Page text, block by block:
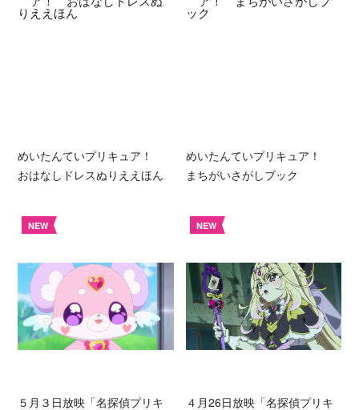
めいたんていプリキュア！
おはなしドレスぬりええほん
めいたんていプリキュア！
まちがいさがしブック
NEW
５月３日放映「名探偵プリキ
NEW
４月26日放映「名探偵プリキ